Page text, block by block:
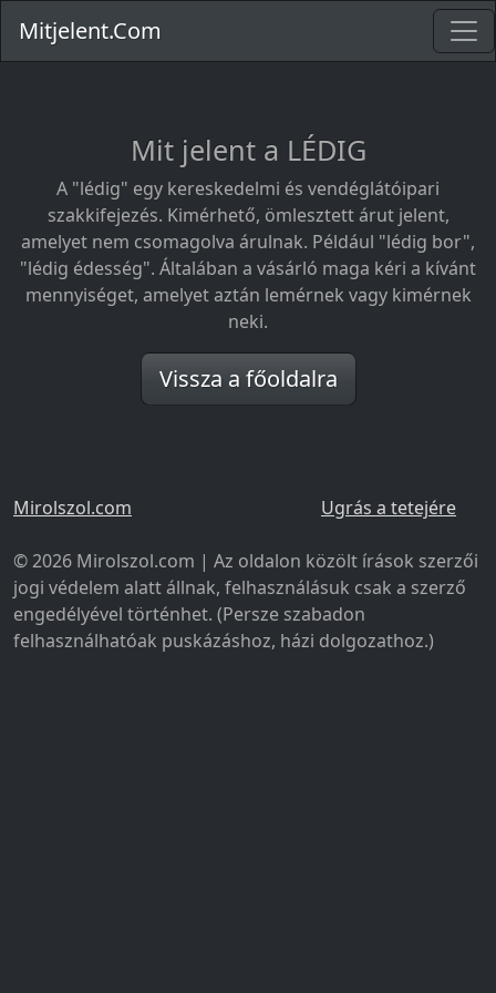
Mitjelent.Com
Mit jelent a LÉDIG
A "lédig" egy kereskedelmi és vendéglátóipari
szakkifejezés. Kimérhető, ömlesztett árut jelent,
amelyet nem csomagolva árulnak. Például "lédig bor",
"lédig édesség". Általában a vásárló maga kéri a kívánt
mennyiséget, amelyet aztán lemérnek vagy kimérnek
neki.
Vissza a főoldalra
Ugrás a tetejére
Mirolszol.com
© 2026 Mirolszol.com | Az oldalon közölt írások szerzői
jogi védelem alatt állnak, felhasználásuk csak a szerző
engedélyével történhet. (Persze szabadon
felhasználhatóak puskázáshoz, házi dolgozathoz.)